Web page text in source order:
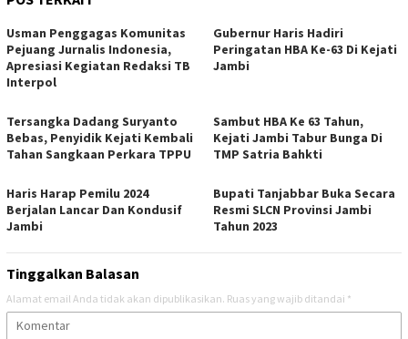
Usman Penggagas Komunitas
Pejuang Jurnalis Indonesia,
Apresiasi Kegiatan Redaksi TB
Interpol
Gubernur Haris Hadiri
Peringatan HBA Ke-63 Di Kejati
Jambi
Tersangka Dadang Suryanto
Bebas, Penyidik Kejati Kembali
Tahan Sangkaan Perkara TPPU
Sambut HBA Ke 63 Tahun,
Kejati Jambi Tabur Bunga Di
TMP Satria Bahkti
Haris Harap Pemilu 2024
Berjalan Lancar Dan Kondusif
Jambi
Bupati Tanjabbar Buka Secara
Resmi SLCN Provinsi Jambi
Tahun 2023
Tinggalkan Balasan
Alamat email Anda tidak akan dipublikasikan. Ruas yang wajib ditandai *